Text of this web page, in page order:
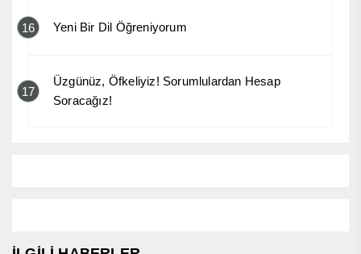
16 Yeni Bir Dil Öğreniyorum
17
Üzgünüz, Öfkeliyiz! Sorumlulardan Hesap
Soracağız!